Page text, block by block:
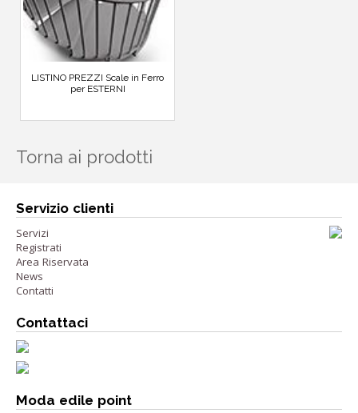
LISTINO PREZZI Scale in Ferro
per ESTERNI
Torna ai prodotti
Servizio clienti
Servizi
Registrati
Area Riservata
News
Contatti
Contattaci
Moda edile point